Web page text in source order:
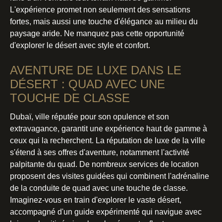
L'expérience promet non seulement des sensations
fortes, mais aussi une touche d'élégance au milieu du
paysage aride. Ne manquez pas cette opportunité
d'explorer le désert avec style et confort.
AVENTURE DE LUXE DANS LE
DÉSERT : QUAD AVEC UNE
TOUCHE DE CLASSE
Dubaï, ville réputée pour son opulence et son
extravagance, garantit une expérience haut de gamme à
ceux qui la recherchent. La réputation de luxe de la ville
s'étend à ses offres d'aventure, notamment l'activité
palpitante du quad. De nombreux services de location
proposent des visites guidées qui combinent l'adrénaline
de la conduite de quad avec une touche de classe.
Imaginez-vous en train d'explorer le vaste désert,
accompagné d'un guide expérimenté qui navigue avec